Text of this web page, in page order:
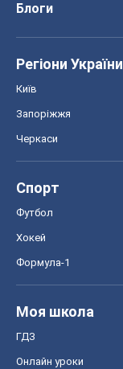
Блоги
Регіони України
Київ
Запоріжжя
Черкаси
Спорт
Футбол
Хокей
Формула-1
Моя школа
ГДЗ
Онлайн уроки